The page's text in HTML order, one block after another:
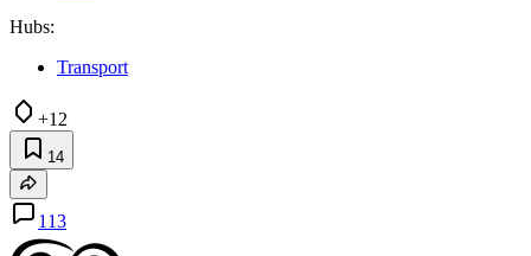
Hubs:
Transport
+12
14
113